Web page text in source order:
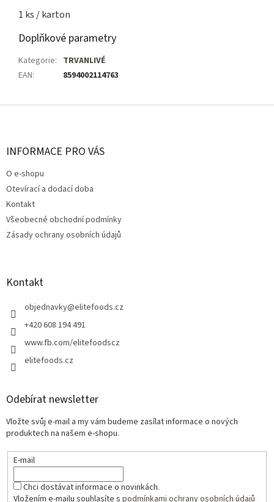
1 ks / karton
Doplňkové parametry
Kategorie: TRVANLIVÉ
EAN: 8594002114763
Z
INFORMACE PRO VÁS
O e-shopu
Otevírací a dodací doba
Kontakt
Všeobecné obchodní podmínky
Zásady ochrany osobních údajů
Kontakt
objednavky@elitefoods.cz
+420 608 194 491
www.fb.com/elitefoodscz
elitefoods.cz
Odebírat newsletter
Vložte svůj e-mail a my vám budeme zasílat informace o nových
produktech na našem e-shopu.
E-mail
Chci dostávat informace o novinkách.
Vložením e-mailu souhlasíte s podmínkami ochrany osobních údajů